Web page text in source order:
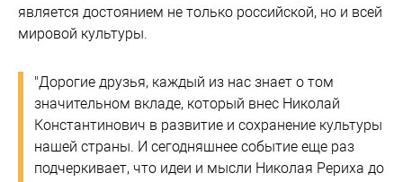
является достоянием не только российской, но и всей
мировой культуры.
"Дорогие друзья, каждый из нас знает о том
значительном вкладе, который внес Николай
Константинович в развитие и сохранение культуры
нашей страны. И сегодняшнее событие еще раз
подчеркивает, что идеи и мысли Николая Рериха до